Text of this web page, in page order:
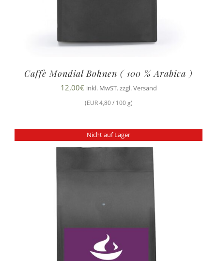
Caffè Mondial Bohnen ( 100 % Arabica )
12,00€ inkl. MwST. zzgl. Versand
(EUR 4,80 / 100 g)
Nicht auf Lager